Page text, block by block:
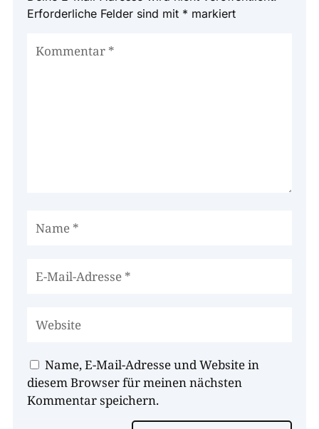
Erforderliche Felder sind mit * markiert
Name, E-Mail-Adresse und Website in
diesem Browser für meinen nächsten
Kommentar speichern.